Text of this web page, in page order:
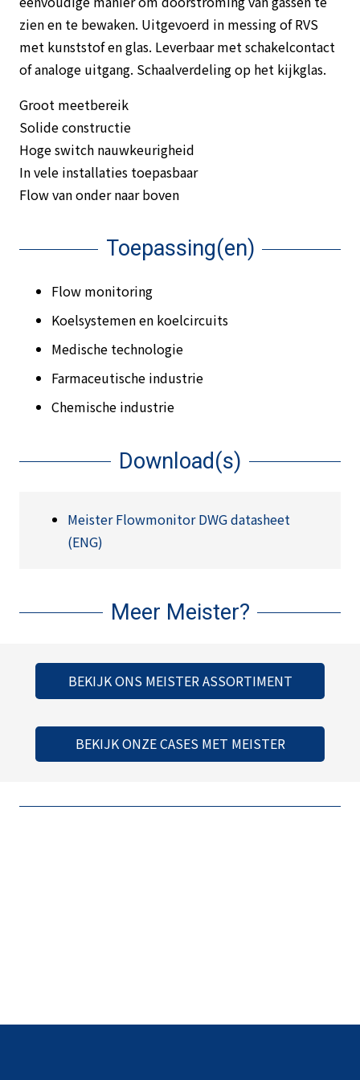
zien en te bewaken. Uitgevoerd in messing of RVS
met kunststof en glas. Leverbaar met schakelcontact
of analoge uitgang. Schaalverdeling op het kijkglas.
Groot meetbereik
Solide constructie
Hoge switch nauwkeurigheid
In vele installaties toepasbaar
Flow van onder naar boven
Toepassing(en)
Flow monitoring
Koelsystemen en koelcircuits
Medische technologie
Farmaceutische industrie
Chemische industrie
Download(s)
Meister Flowmonitor DWG datasheet
(ENG)
Meer Meister?
BEKIJK ONS MEISTER ASSORTIMENT
BEKIJK ONZE CASES MET MEISTER